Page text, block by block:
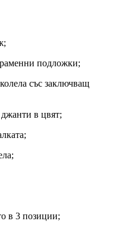
раменни подложки;
със заключващ
в цвят;
в 3 позиции;